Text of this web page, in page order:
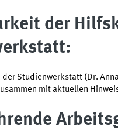
der
der Studienwerkstatt (Dr.
mit aktuellen